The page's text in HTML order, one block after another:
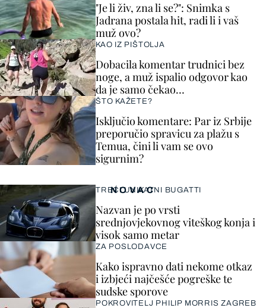
"Je li živ, zna li se?": Snimka s
Jadrana postala hit, radi li i vaš
muž ovo?
KAO IZ PIŠTOLJA
Dobacila komentar trudnici bez
noge, a muž ispalio odgovor kao
da je samo čekao…
ŠTO KAŽETE?
Isključio komentare: Par iz Srbije
preporučio spravicu za plažu s
Temua, čini li vam se ovo
sigurnim?
NOVAC
TREĆI UNIKATNI BUGATTI
Nazvan je po vrsti
srednjovjekovnog viteškog konja i
visok samo metar
ZA POSLODAVCE
Kako ispravno dati nekome otkaz
i izbjeći najčešće pogreške te
sudske sporove
POKROVITELJ PHILIP MORRIS ZAGREB